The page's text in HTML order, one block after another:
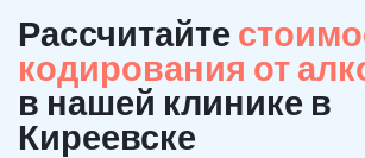
Рассчитайте
кодирования от
в нашей клинике в
Киреевске